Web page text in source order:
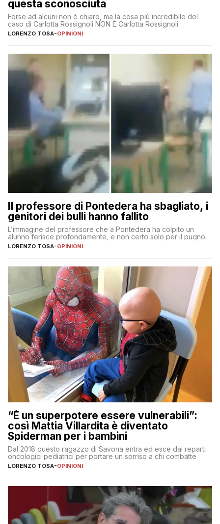
questa sconosciuta
Forse ad alcuni non è chiaro, ma la cosa più incredibile del
caso di Carlotta Rossignoli NON È Carlotta Rossignoli
LORENZO TOSA-OPINIONI
Il professore di Pontedera ha sbagliato, i
genitori dei bulli hanno fallito
L’immagine del professore che a Pontedera ha colpito un
alunno ferisce profondamente, e non certo solo per il pugno
LORENZO TOSA-OPINIONI
“È un superpotere essere vulnerabili”:
così Mattia Villardita è diventato
Spiderman per i bambini
Dal 2018 questo ragazzo di Savona entra ed esce dai reparti
oncologici pediatrici per portare un sorriso a chi combatte
LORENZO TOSA-OPINIONI